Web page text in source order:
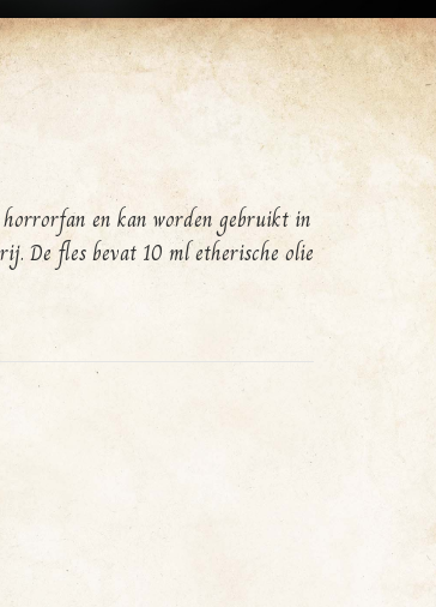
horrorfan en kan worden gebruikt in
De fles bevat 10 ml etherische olie